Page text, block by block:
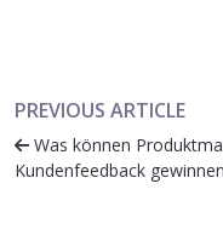
PREVIOUS ARTICLE
Was können
Kundenfeedback